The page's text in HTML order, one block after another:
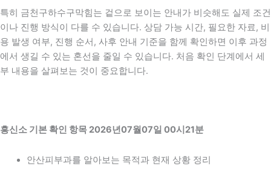
특히 금천구하수구막힘는 겉으로 보이는 안내가 비슷해도 실제 조건
이나 진행 방식이 다를 수 있습니다. 상담 가능 시간, 필요한 자료, 비
용 발생 여부, 진행 순서, 사후 안내 기준을 함께 확인하면 이후 과정
에서 생길 수 있는 혼선을 줄일 수 있습니다. 처음 확인 단계에서 세
부 내용을 살펴보는 것이 중요합니다.
흥신소 기본 확인 항목 2026년07월07일 00시21분
안산피부과를 알아보는 목적과 현재 상황 정리